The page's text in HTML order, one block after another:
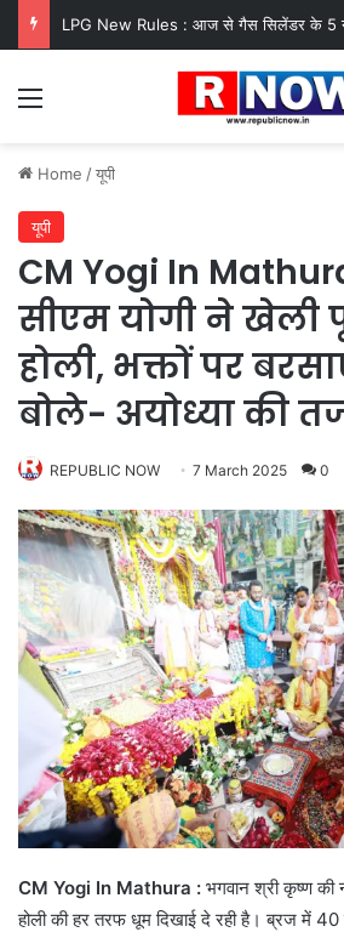
Menu
Home /यूपी
यूपी
CM Yogi In
सीएम योगी ने खेली
होली, भक्तों पर
बोले- अयोध्या की
REPUBLIC NOW 7 March 2025 0
CM Yogi In Mathura : भगवान श्री कृष्ण की
होली की हर तरफ धूम दिखाई दे रही है। ब्रज में